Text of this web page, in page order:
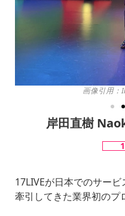
画像引用：
岸田直樹
17LIVEが日本でのサー
牽引してきた業界初のプ